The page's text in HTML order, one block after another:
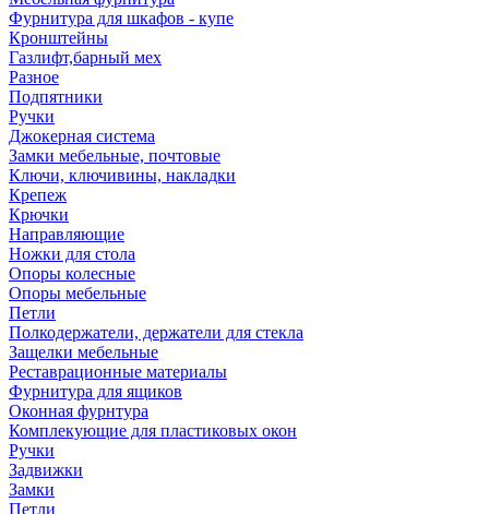
Фурнитура для шкафов - купе
Кронштейны
Газлифт,барный мех
Разное
Подпятники
Ручки
Джокерная система
Замки мебельные, почтовые
Ключи, ключивины, накладки
Крепеж
Крючки
Направляющие
Ножки для стола
Опоры колесные
Опоры мебельные
Петли
Полкодержатели, держатели для стекла
Защелки мебельные
Реставрационные материалы
Фурнитура для ящиков
Оконная фурнтура
Комплекующие для пластиковых окон
Ручки
Задвижки
Замки
Петли